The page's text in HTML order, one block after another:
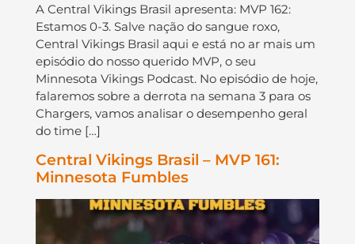
A Central Vikings Brasil apresenta: MVP 162:
Estamos 0-3. Salve nação do sangue roxo,
Central Vikings Brasil aqui e está no ar mais um
episódio do nosso querido MVP, o seu
Minnesota Vikings Podcast. No episódio de hoje,
falaremos sobre a derrota na semana 3 para os
Chargers, vamos analisar o desempenho geral
do time […]
Central Vikings Brasil – MVP 161:
Minnesota Fumbles